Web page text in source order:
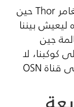
تابع معنا رحلة الشاب المتمرد والمغامر Thor حين
بيننا
جين
لا
تنسَ أن تشاهد معنا فيلم Thor على قناة OSN